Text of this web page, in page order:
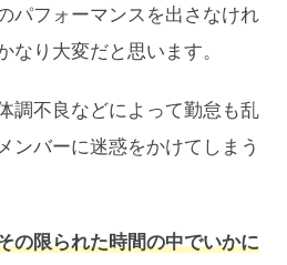
パフォーマンスを出さなけれ
なり大変だと思います。
調不良などによって勤怠も乱
ンバーに迷惑をかけてしまう
の限られた時間の中でいかに